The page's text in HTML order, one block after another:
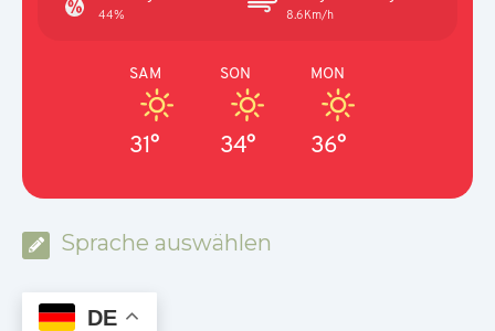
44% 8.6Km/h
SAM
31°
SON
34°
MON
36°
Sprache auswählen
DE